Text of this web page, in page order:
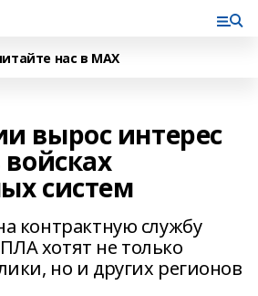
нас в MAX
вырос интерес
систем
контрактную службу
хотят не только
но и других регионов